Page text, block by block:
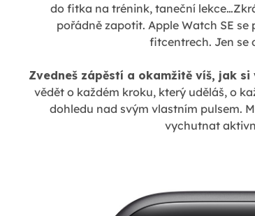
do fitka na trénink, taneční
pořádně zapotit. Apple Watch SE
fitcentrech. Jen se
Zvedneš zápěstí a okamžitě víš, jak si
vědět o každém kroku, který uděláš, o
dohledu nad svým vlastním pulsem.
vychutnat